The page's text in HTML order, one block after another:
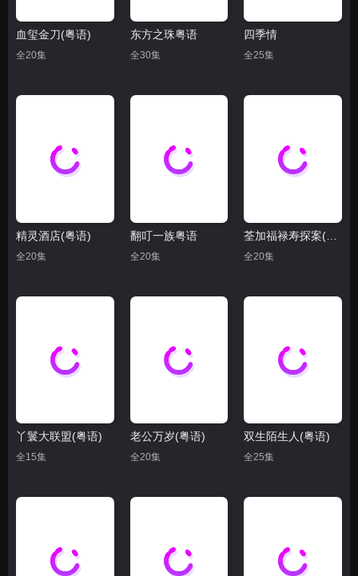
血玺金刀(粤语)
全20集
东方之珠粤语
全30集
四季情
全25集
精灵酒店(粤语)
全20集
翻叮一族粤语
全20集 全20集
丫鬟大联盟(粤语)
全15集
老公万岁(粤语)
全20集
双生陌生人(粤语)
全25集